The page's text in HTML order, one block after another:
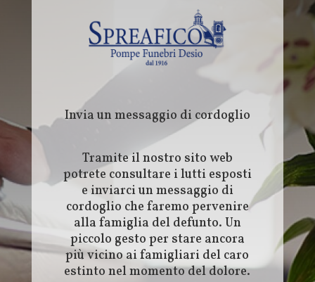
Invia un messaggio di cordoglio
Tramite il nostro sito web
potrete consultare i lutti esposti
e inviarci un messaggio di
cordoglio che faremo pervenire
alla famiglia del defunto. Un
piccolo gesto per stare ancora
più vicino ai famigliari del caro
estinto nel momento del dolore.